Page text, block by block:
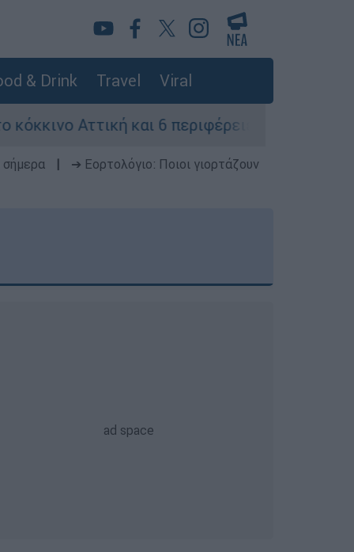
& Drink Travel Viral
και 6 περιφέρειες λόγω καύσωνα - Επί
➔ Εορτολόγιο: Ποιοι γιορτάζουν